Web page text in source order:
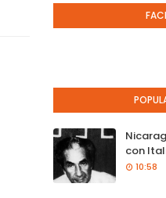
con
10:58